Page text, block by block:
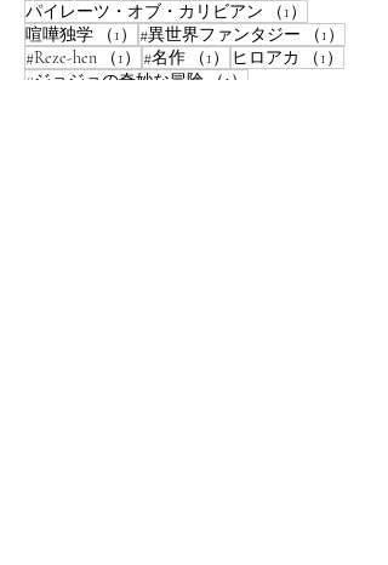
パイレーツ・オブ・カリビアン
（1）
喧嘩独学
（1） 1件の記事
#異世界ファンタジー （1）
#Reze-hen
（1） 1件の記事
#名作 （1） 1件の記事
ヒロアカ （1）
#ジョジョの奇妙な冒険
（1） 1件の記事